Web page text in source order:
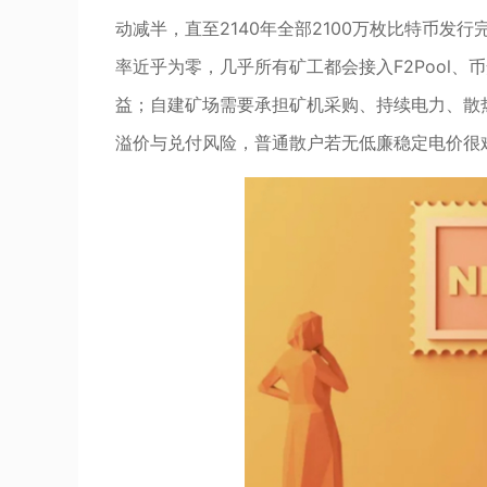
动减半，直至2140年全部2100万枚比特币发行
率近乎为零，几乎所有矿工都会接入F2Pool、
益；自建矿场需要承担矿机采购、持续电力、
溢价与兑付风险，普通散户若无低廉稳定电价